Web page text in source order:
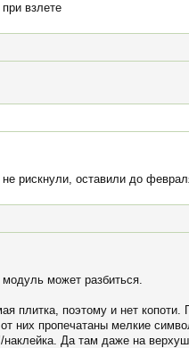
взлете
рискнули, оставили до
может разбиться.
плитка, поэтому и нет
них пропечатаны мелкие
Да там даже на